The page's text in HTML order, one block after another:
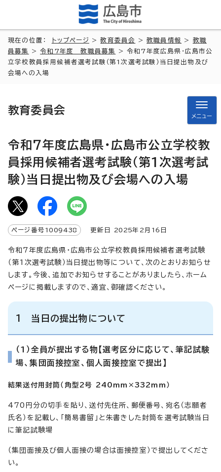
現在の位置： トップページ >教育委員会 >教職員情報 > 教職
員募集
>令和7年度 教職員募集
> 令和7年度広島県・広島市公
立学校教員採用候補者選考試験（第1次選考試験）当日提出物及び
会場への入場
教育委員会
メニュー
令和7年度広島県・広島市公立学校教
員採用候補者選考試験（第1次選考試
験）当日提出物及び会場への入場
ページ番号 1009438 更新日 2025年2月 16 日
令和7年度広島県・広島市公立学校教員採用候補者選考試験
（第1次選考試験）当日提出物等について、次のとおりお知らせ
します。今後、追加でお知らせすることがありましたら、ホーム
ページに掲載しますので、適宜、御確認ください。
1 当日の提出物について
（1）全員が提出する物【選考区分に応じて、筆記試験
場、集団面接控室、個人面接控室で提出】
結果送付用封筒（角型2号 240mm×332mm）
470円分の切手を貼り、送付先住所、郵便番号、宛名（志願者
氏名）を記載し、「簡易書留」と朱書きした封筒を選考試験当日
に筆記試験場
（集団面接及び個人面接の場合は面接控室）で提出してくださ
い。